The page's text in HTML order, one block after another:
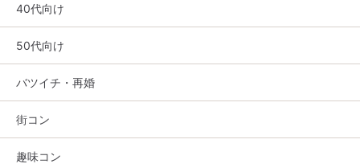
40代向け
50代向け
バツイチ・再婚
街コン
趣味コン